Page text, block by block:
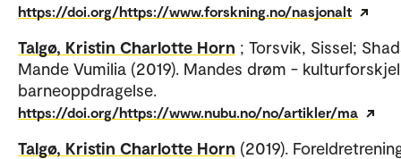
https://doi.org/https://www.forskning.no/nasjonalt
Talgø, Kristin Charlotte Horn ; Torsvik, Sissel;
Mande Vumilia (2019). Mandes drøm -
barneoppdragelse.
https://doi.org/https://www.nubu.no/no/artikler/ma
Talgø, Kristin Charlotte Horn (2019).